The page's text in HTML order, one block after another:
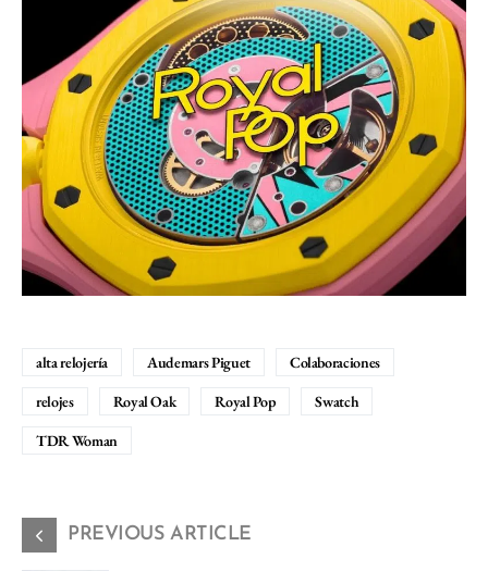
alta relojería Audemars Piguet
Colaboraciones
relojes
Royal Oak Royal Pop
Swatch
TDR Woman
PREVIOUS ARTICLE